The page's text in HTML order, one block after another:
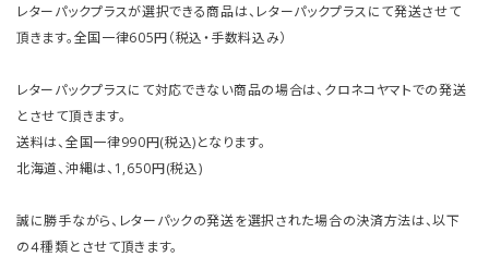
レターパックプラスが選択できる商品は、レターパックプラスにて発送させて
頂きます。全国一律605円（税込・手数料込み）
レターパックプラスにて対応できない商品の場合は、クロネコヤマトでの発送
とさせて頂きます。
送料は、全国一律990円(税込)となります。
北海道、沖縄は、1,650円(税込)
誠に勝手ながら、レターパックの発送を選択された場合の決済方法は、以下
の４種類とさせて頂きます。